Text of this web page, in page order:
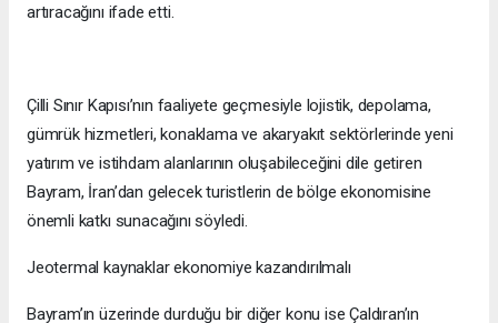
artıracağını ifade etti.
Çilli Sınır Kapısı’nın faaliyete geçmesiyle lojistik, depolama,
gümrük hizmetleri, konaklama ve akaryakıt sektörlerinde yeni
yatırım ve istihdam alanlarının oluşabileceğini dile getiren
Bayram, İran’dan gelecek turistlerin de bölge ekonomisine
önemli katkı sunacağını söyledi.
Jeotermal kaynaklar ekonomiye kazandırılmalı
Bayram’ın üzerinde durduğu bir diğer konu ise Çaldıran’ın